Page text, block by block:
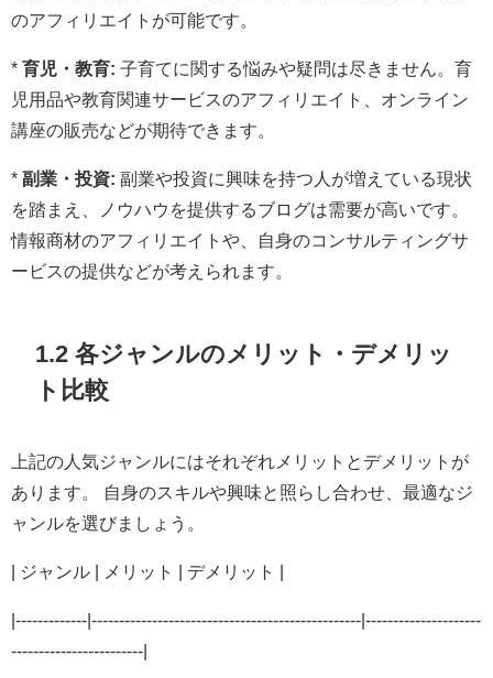
のアフィリエイトが可能です。
* 育児・教育: 子育てに関する悩みや疑問は尽きません。育
児用品や教育関連サービスのアフィリエイト、オンライン
講座の販売などが期待できます。
* 副業・投資: 副業や投資に興味を持つ人が増えている現状
を踏まえ、ノウハウを提供するブログは需要が高いです。
情報商材のアフィリエイトや、自身のコンサルティングサ
ービスの提供などが考えられます。
1.2 各ジャンルのメリット・デメリッ
ト比較
上記の人気ジャンルにはそれぞれメリットとデメリットが
あります。 自身のスキルや興味と照らし合わせ、最適なジ
ャンルを選びましょう。
| ジャンル | メリット | デメリット |
|-------------|-------------------------------------------------|---------------------
------------------------|